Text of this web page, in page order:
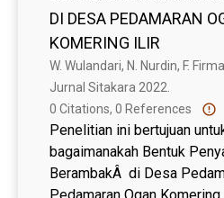
membantu para siswa
imajinasi nya, seperti
unsur-unsur musik yaitu
Nada. Metode penilitian
kuantitatif eksperimen,
data yaitu Evaluasi
menggunakan Uji Validitas,
Normalitas, dan Uji
pengumpulan data
DI DESA PEDAMARAN
KOMERING ILIR
W. Wulandari, N. Nurdin, F.
Jurnal Sitakara 2022.
0 Citations, 0 References
Penelitian ini bertujuan
bagaimanakah Bentuk
BerambakÂ di Desa